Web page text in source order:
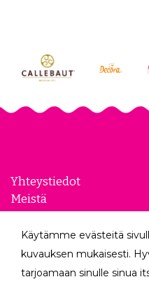
Yhteystiedot
Meistä
Yrityksille
Käytämme evästeitä
kuvauksen mukaisesti.
tarjoamaan sinulle sinua